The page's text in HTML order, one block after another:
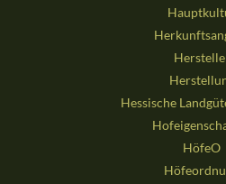
Hessische
HöfeO